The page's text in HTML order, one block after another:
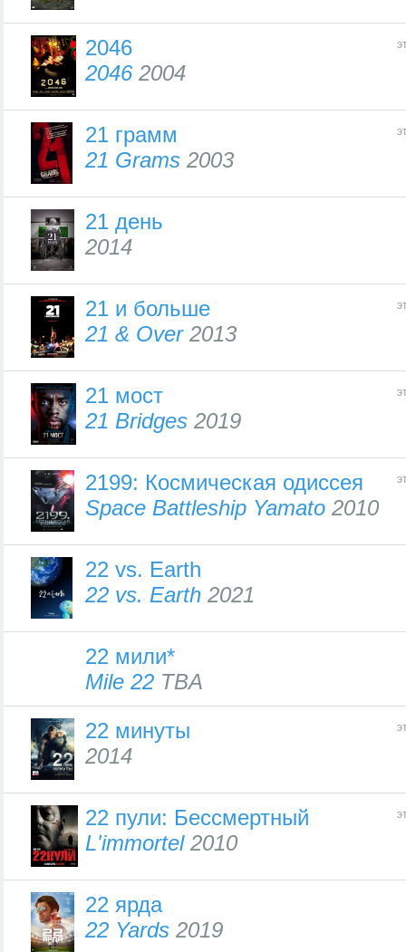
2046
20462004
21 грамм
21 Grams 2003
21 день
2014
21 и больше
21 & Over2013
21 мост
21 Bridges 2019
2199: Космическая одиссея
Space Battleship Yamato 2010
22 vs. Earth
22 vs. Earth 2021
22 мили*
Mile 22 TBA
22 минуты
2014
22 пули: Бессмертный
L'immortel2010
22 ярда
22 Yards 2019